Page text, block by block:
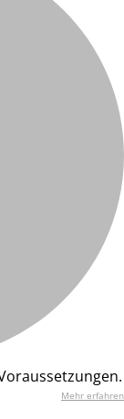
Mehr erfahren